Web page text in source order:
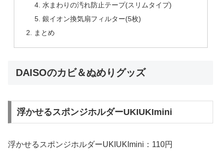
水まわりの汚れ防止テープ(スリムタイプ)
銀イオン換気扇フィルター(5枚)
まとめ
DAISOのカビ＆ぬめりグッズ
浮かせるスポンジホルダーUKIUKImini
浮かせるスポンジホルダーUKIUKImini：110円